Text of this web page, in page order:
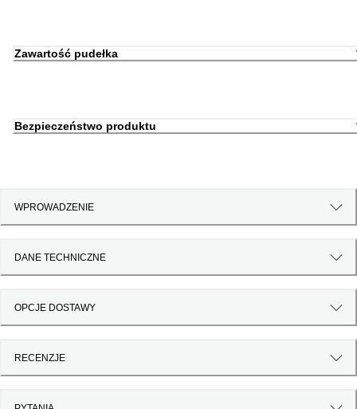
Zawartość pudełka
Bezpieczeństwo produktu
WPROWADZENIE
DANE TECHNICZNE
OPCJE DOSTAWY
RECENZJE